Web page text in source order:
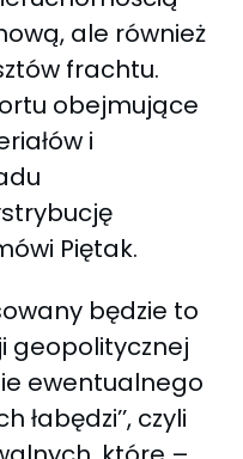
ale również
frachtu.
obejmujące
i
Piętak.
będzie to
geopolitycznej
ewentualnego
czyli